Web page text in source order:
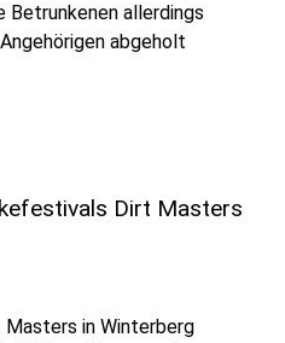
Betrunkenen allerdings
abgeholt
Dirt Masters
in Winterberg